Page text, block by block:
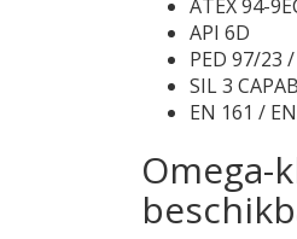
ATEX 94-
API 6D
PED 97/23 /
SIL 3
EN 161 /
Omega-